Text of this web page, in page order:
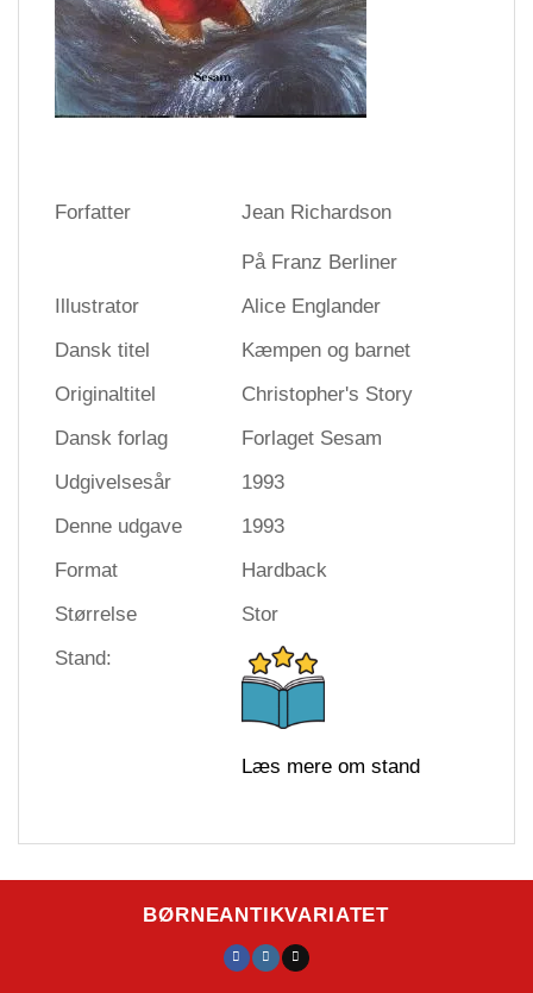
Forfatter Jean Richardson
På Franz Berliner
Illustrator
Alice Englander
Dansk titel
Kæmpen og barnet
Originaltitel
Christopher's Story
Dansk forlag
Forlaget Sesam
Udgivelsesår
1993
Denne udgave
1993
Format
Hardback
Størrelse
Stor
Stand:
Læs mere om stand
BØRNEANTIKVARIATET